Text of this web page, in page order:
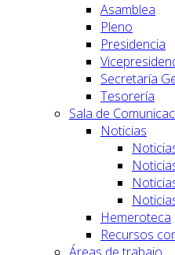
Asamblea
Pleno
Presidencia
Secretaría
Tesorería
Sala de
Noticias
Hemeroteca
Recursos